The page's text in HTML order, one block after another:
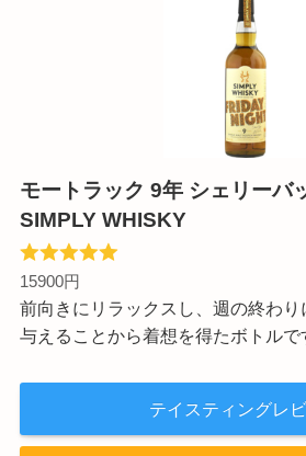
モートラック 9年 シェリー
SIMPLY WHISKY
15900円
前向きにリラックスし、週の終わ
与えることから着想を得たボトルで
テイスティングレ